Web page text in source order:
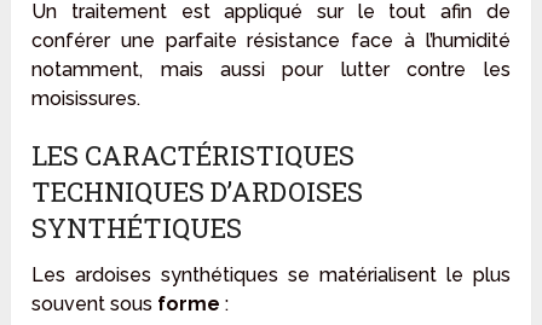
Un traitement est appliqué sur le tout afin de
conférer une parfaite résistance face à l’humidité
notamment, mais aussi pour lutter contre les
moisissures.
LES CARACTÉRISTIQUES
TECHNIQUES D’ARDOISES
SYNTHÉTIQUES
Les ardoises synthétiques se matérialisent le plus
souvent sous forme: